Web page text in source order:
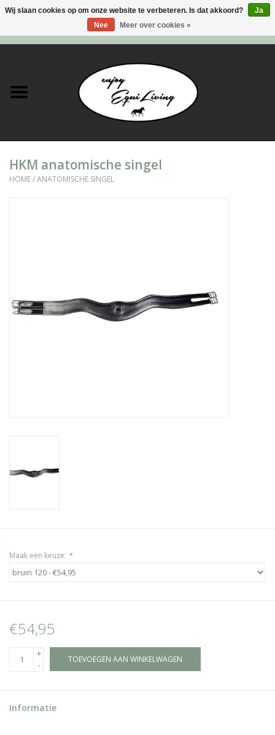
Stal en meer
Ruiter
HKM anatomische singel
HOME/ANATOMISCHE SINGEL
Maak een keuze: *
€54,95
+
-
TOEVOEGEN AAN WINKELWAGEN
Informatie
Wij slaan cookies op om onze website te verbeteren. Is dat akkoord?
Ja
Nee
Meer over cookies »